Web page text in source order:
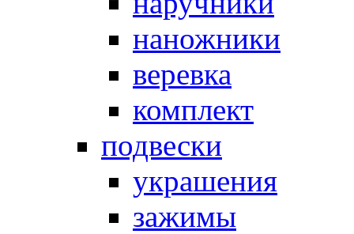
наножники
веревка
комплект
подвески
украшения
зажимы